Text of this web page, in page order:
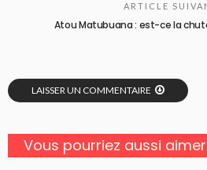
ARTICLE
Atou Matubuana : est-ce la
LAISSER UN COMMENTAIRE
Vous pourriez aussi aimer